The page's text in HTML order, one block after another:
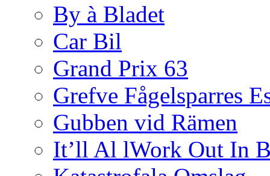
By à Bladet
Car Bil
Grand Prix 63
Grefve Fågelsparres
Gubben vid Rämen
It’ll Al lWork Out In